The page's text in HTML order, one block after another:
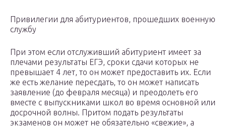
Привилегии для абитуриентов, прошедших военную
службу
При этом если отслуживший абитуриент имеет за
плечами результаты ЕГЭ, сроки сдачи которых не
превышает 4 лет, то он может предоставить их. Если
же есть желание пересдать, то он может написать
заявление (до февраля месяца) и преодолеть его
вместе с выпускниками школ во время основной или
досрочной волны. Притом подать результаты
экзаменов он может не обязательно «свежие», а